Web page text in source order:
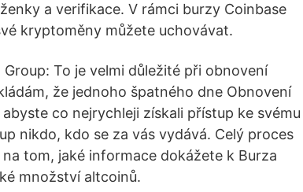
a verifikace. V rámci burzy Coinbase
kryptoměny můžete uchovávat.
Group: To je velmi důležité při obnovení
že jednoho špatného dne Obnovení
co nejrychleji získali přístup ke svému
nikdo, kdo se za vás vydává. Celý proces
tom, jaké informace dokážete k Burza
množství altcoinů.